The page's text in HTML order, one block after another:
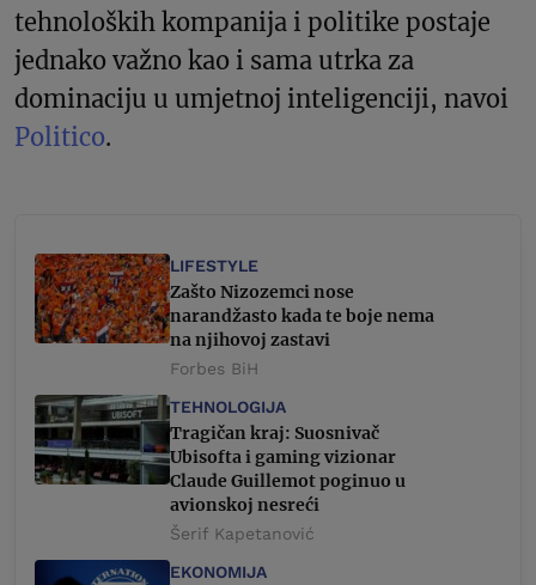
tehnoloških kompanija i politike postaje
jednako važno kao i sama utrka za
dominaciju u umjetnoj inteligenciji, navoi
Politico.
LIFESTYLE
Zašto Nizozemci nose
narandžasto kada te boje nema
na njihovoj zastavi
Forbes BiH
TEHNOLOGIJA
Tragičan kraj: Suosnivač
Ubisofta i gaming vizionar
Claude Guillemot poginuo u
avionskoj nesreći
Šerif Kapetanović
EKONOMIJA